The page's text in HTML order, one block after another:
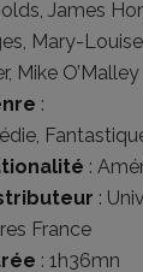
, James
, Mary-Louise
, Mike O’Malley
:
,
:
:
France
: 1h36mn